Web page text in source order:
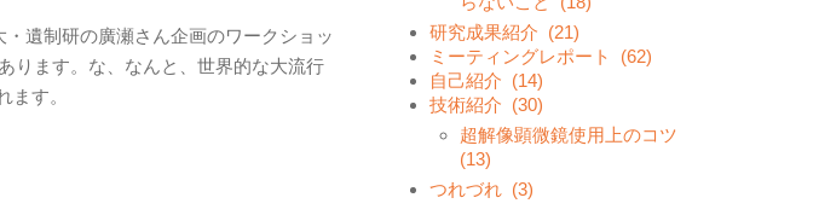
遺制研の廣瀬さん企画のワークショッ
ります。な、なんと、世界的な大流行
す。
研究成果紹介 (21)
ミーティングレポート
(62)
自己紹介 (14)
技術紹介 (30)
超解像顕微鏡使用上のコツ
(13)
つれづれ (3)